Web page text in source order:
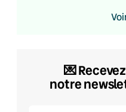
💌​
notre